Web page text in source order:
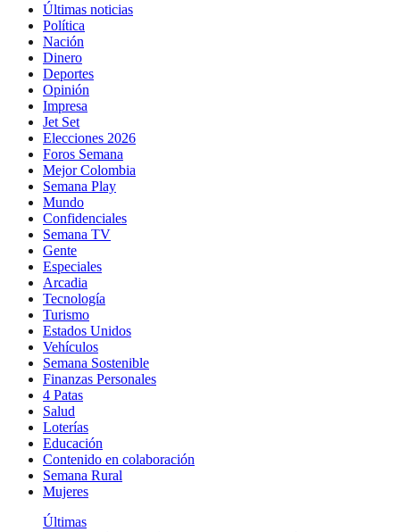
Últimas noticias
Política
Nación
Dinero
Deportes
Opinión
Impresa
Jet Set
Elecciones 2026
Foros Semana
Mejor Colombia
Semana Play
Mundo
Confidenciales
Semana TV
Gente
Especiales
Arcadia
Tecnología
Turismo
Estados Unidos
Vehículos
Semana Sostenible
Finanzas Personales
4 Patas
Salud
Loterías
Educación
Contenido en colaboración
Semana Rural
Mujeres
Últimas